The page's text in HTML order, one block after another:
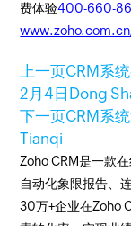
费体验400-660-
上一页CRM系
2月4日 Dong
下一页CRM系
Tianqi
Zoho CRM是一款
自动化象限报告、
30万+企业在Zoho